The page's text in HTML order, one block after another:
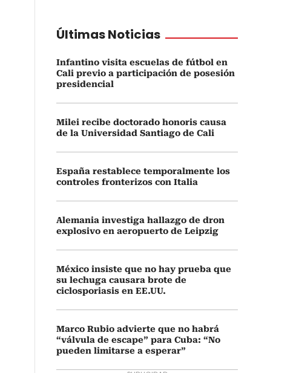
Últimas Noticias
Infantino visita escuelas de fútbol en
Cali previo a participación de posesión
presidencial
Milei recibe doctorado honoris causa
de la Universidad Santiago de Cali
España restablece temporalmente los
controles fronterizos con Italia
Alemania investiga hallazgo de dron
explosivo en aeropuerto de Leipzig
México insiste que no hay prueba que
su lechuga causara brote de
ciclosporiasis en EE.UU.
Marco Rubio advierte que no habrá
“válvula de escape” para Cuba: “No
pueden limitarse a esperar”